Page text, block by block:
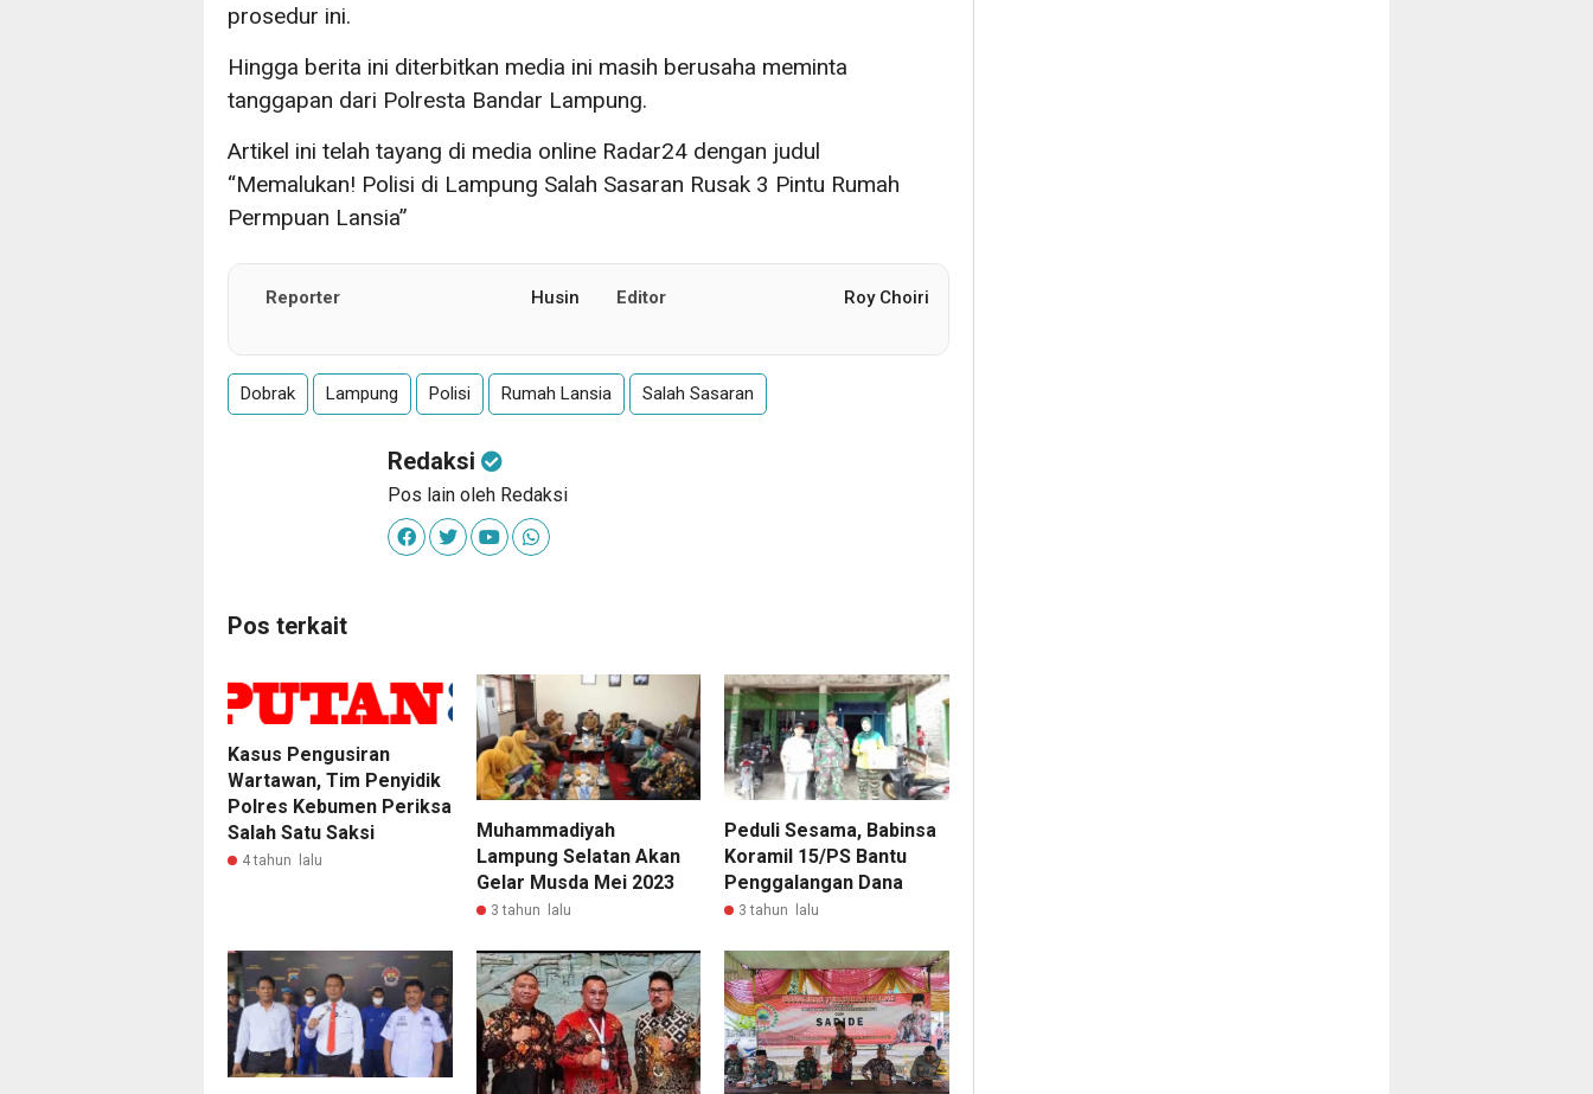
prosedur ini.
Hingga berita ini diterbitkan media ini masih berusaha meminta
tanggapan dari Polresta Bandar Lampung.
Artikel ini telah tayang di media online Radar24 dengan judul
“Memalukan! Polisi di Lampung Salah Sasaran Rusak 3 Pintu Rumah
Permpuan Lansia”
Reporter Husin Editor Roy Choiri
Dobrak Lampung Polisi Rumah Lansia Salah Sasaran
Redaksi
Pos lain oleh Redaksi
Pos terkait
Kasus Pengusiran
Wartawan, Tim Penyidik
Polres Kebumen Periksa
Salah Satu Saksi
4 tahun lalu
Muhammadiyah
Lampung Selatan Akan
Gelar Musda Mei 2023
3 tahun lalu
Peduli Sesama, Babinsa
Koramil 15/PS Bantu
Penggalangan Dana
3 tahun lalu